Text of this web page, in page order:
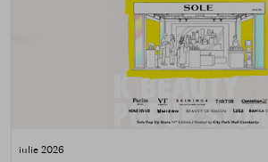
iulie 2026